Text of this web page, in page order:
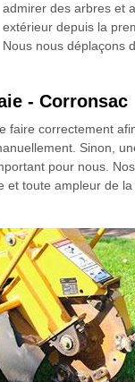
admirer des arbres et
extérieur depuis la
Nous nous déplaçons
- Corronsac
faire correctement
Sinon,
pour nous.
toute ampleur de